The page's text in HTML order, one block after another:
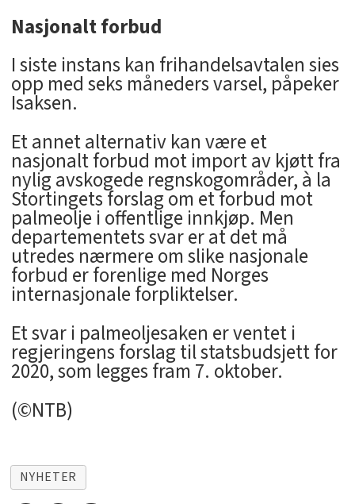
Nasjonalt forbud
I siste instans kan frihandelsavtalen sies
opp med seks måneders varsel, påpeker
Isaksen.
Et annet alternativ kan være et
nasjonalt forbud mot import av kjøtt fra
nylig avskogede regnskogområder, à la
Stortingets forslag om et forbud mot
palmeolje i offentlige innkjøp. Men
departementets svar er at det må
utredes nærmere om slike nasjonale
forbud er forenlige med Norges
internasjonale forpliktelser.
Et svar i palmeoljesaken er ventet i
regjeringens forslag til statsbudsjett for
2020, som legges fram 7. oktober.
(©NTB)
NYHETER